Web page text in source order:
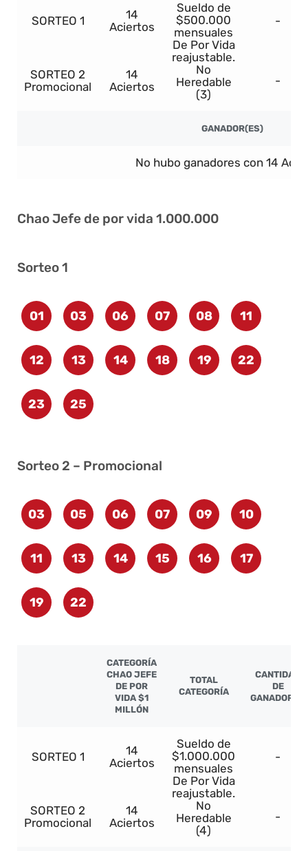
SORTEO 1
14
Aciertos
Sueldo de
$500.000
mensuales
De Por Vida
reajustable.
No
Heredable
(3)
-
SORTEO 2
Promocional
14
Aciertos
-
GANADOR(ES)
No hubo ganadores con 14
Chao Jefe de por vida 1.000.000
Sorteo 1
01 03 06 07 08 11
12 13 14 18 19 22
23 25
Sorteo 2 – Promocional
03 05 06 07 09 10
11 13 14 15 16 17
19 22
CATEGORÍA
CHAO JEFE
DE POR
VIDA $1
MILLÓN
TOTAL
CATEGORÍA
CANTIDAD
DE
GANADORES
SORTEO 1
14
Aciertos
Sueldo de
$1.000.000
mensuales
De Por Vida
reajustable.
No
Heredable
(4)
-
SORTEO 2
Promocional
14
Aciertos
-